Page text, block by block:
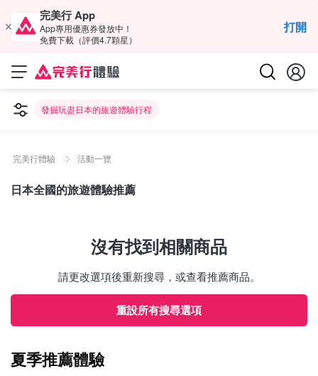
完美行 App
App專用優惠券發放中！
免費下載（評價4.7顆星）
打開
發掘玩盡日本的旅遊體驗行程
完美行體驗 活動一覽
日本全國的旅遊體驗推薦
沒有找到相關商品
請更改選項後重新搜尋，或查看推薦商品。
重設所有搜尋選項
夏季推薦體驗